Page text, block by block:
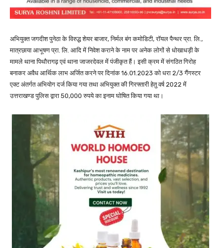
अभियुक्त जगदीश पुनेठा के विरुद्ध शेयर बाजार, निर्मल बंग कमोडिटी, रॉयल पैन्थर प्रा. लि.,
मात्रछाया आभूषण प्रा. लि. आदि में निवेश कराने के नाम पर अनेक लोगों से धोखाधड़ी के
मामले थाना पिथौरागढ़ एवं थाना जाजरदेवल में पंजीकृत हैं। इसी क्रम में संगठित गिरोह
बनाकर अवैध आर्थिक लाभ अर्जित करने पर दिनांक 16.01.2023 को धरा 2/3 गैंगस्टर
एक्ट अंतर्गत अभियोग दर्ज किया गया तथा अभियुक्त की गिरफ्तारी हेतु वर्ष 2022 में
उत्तराखण्ड पुलिस द्वारा 50,000 रुपये का इनाम घोषित किया गया था।